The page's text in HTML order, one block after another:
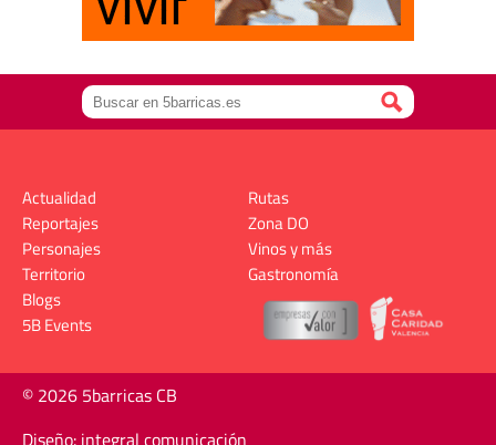
Actualidad
Reportajes
Personajes
Territorio
Rutas
Zona DO
Vinos y más
Gastronomía
Blogs
5B Events
© 2026 5barricas CB